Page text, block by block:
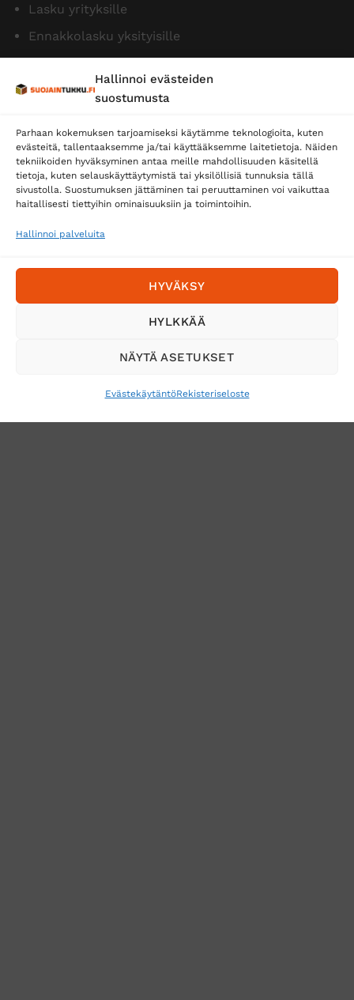
Hallinnoi evästeiden
suostumusta
Parhaan kokemuksen tarjoamiseksi käytämme teknologioita, kuten
evästeitä, tallentaaksemme ja/tai käyttääksemme laitetietoja. Näiden
tekniikoiden hyväksyminen antaa meille mahdollisuuden käsitellä
tietoja, kuten selauskäyttäytymistä tai yksilöllisiä tunnuksia tällä
sivustolla. Suostumuksen jättäminen tai peruuttaminen voi vaikuttaa
haitallisesti tiettyihin ominaisuuksiin ja toimintoihin.
Hallinnoi palveluita
HYVÄKSY
HYLKKÄÄ
NÄYTÄ ASETUKSET
EvästekäytäntöRekisteriseloste
Lasku yrityksille
Ennakkolasku yksityisille
Toimitustavat
Posti
Matkahuolto
Tilaa uutiskirje ja saat erikoisalennuksia